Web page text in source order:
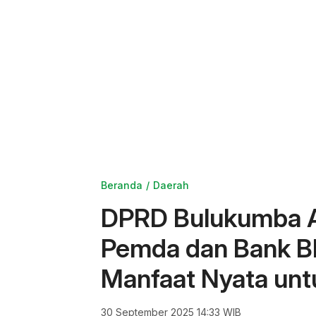
Beranda Daerah
DPRD Bulukumba
Pemda dan Bank
Manfaat Nyata
30 September 2025 14:33 WIB